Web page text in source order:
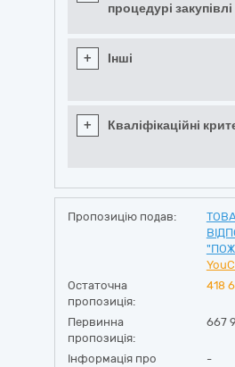
процедурі закупівлі
+ Інші
+ Кваліфікаційні
Пропозицію подав:
Остаточна
пропозиція:
418
Первинна
пропозиція:
667
Інформація про
-